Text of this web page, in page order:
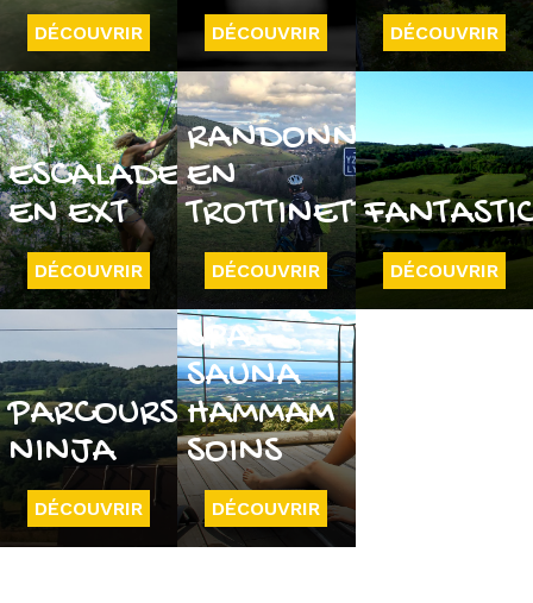
DÉCOUVRIR DÉCOUVRIR DÉCOUVRIR
ESCALADE
EN EXT
DÉCOUVRIR
RANDONNÉE
EN
TROTTINETTE
DÉCOUVRIR DÉCOUVRIR
PARCOURS
NINJA
DÉCOUVRIR
SPA -
SAUNA
HAMMAM
SOINS
DÉCOUVRIR